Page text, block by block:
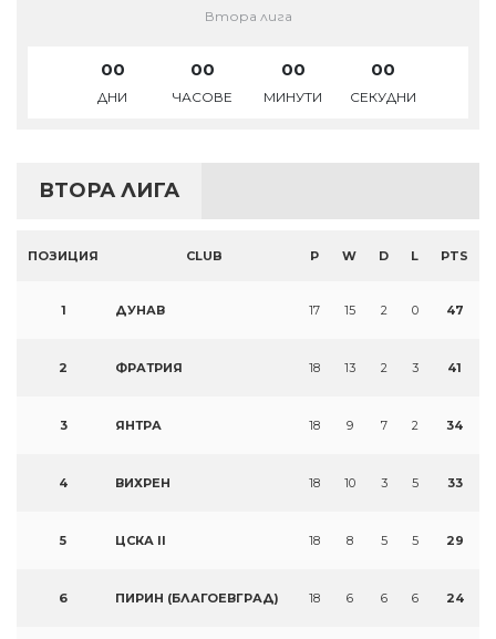
Втора лига
00
ДНИ
00
ЧАСОВЕ
00
МИНУТИ
00
СЕКУДНИ
ВТОРА ЛИГА
ПОЗИЦИЯ CLUB P W D L PTS
1 ДУНАВ 17 15 2 0 47
2 ФРАТРИЯ 18 13 2 3 41
3 ЯНТРА 18 9 7 2 34
4 ВИХРЕН 18 10 3 5 33
5 ЦСКА II 18 8 5 5 29
6 ПИРИН (БЛАГОЕВГРАД) 18 6 6 6 24